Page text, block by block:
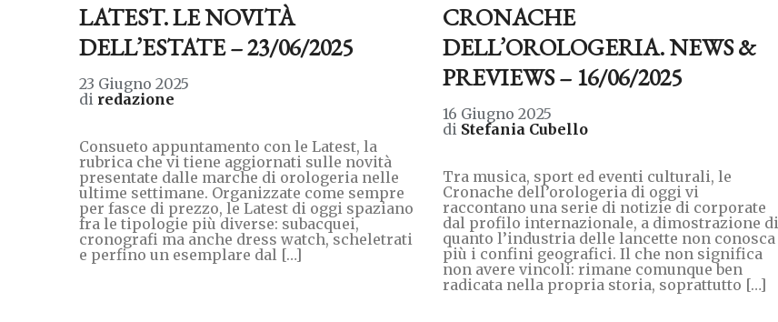
LATEST. LE NOVITÀ
DELL’ESTATE – 23/06/2025
23 Giugno 2025
di redazione
Consueto appuntamento con le Latest, la
rubrica che vi tiene aggiornati sulle novità
presentate dalle marche di orologeria nelle
ultime settimane. Organizzate come sempre
per fasce di prezzo, le Latest di oggi spaziano
fra le tipologie più diverse: subacquei,
cronografi ma anche dress watch, scheletrati
e perfino un esemplare dal […]
CRONACHE
DELL’OROLOGERIA. NEWS &
PREVIEWS – 16/06/2025
16 Giugno 2025
di Stefania Cubello
Tra musica, sport ed eventi culturali, le
Cronache dell’orologeria di oggi vi
raccontano una serie di notizie di corporate
dal profilo internazionale, a dimostrazione di
quanto l’industria delle lancette non conosca
più i confini geografici. Il che non significa
non avere vincoli: rimane comunque ben
radicata nella propria storia, soprattutto […]